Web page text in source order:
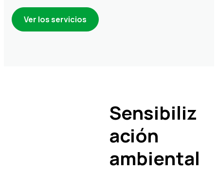
Ver los servicios
Sensibiliz
ación
ambiental